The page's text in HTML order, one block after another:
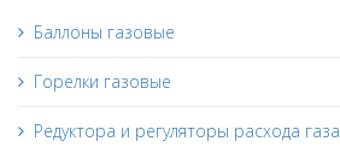
Баллоны газовые
Горелки газовые
Редуктора и регуляторы расхода газа